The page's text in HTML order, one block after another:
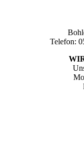
Telefon: